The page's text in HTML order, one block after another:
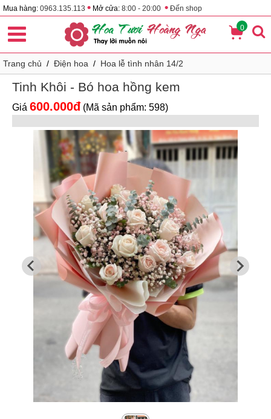
Mua hàng: 0963.135.113 • Mở cửa: 8:00 - 20:00 • Đến shop
0
Trang chủ / Điện hoa / Hoa lễ tình nhân 14/2
Tinh Khôi - Bó hoa hồng kem
Giá 600.000đ (Mã sản phẩm: 598)